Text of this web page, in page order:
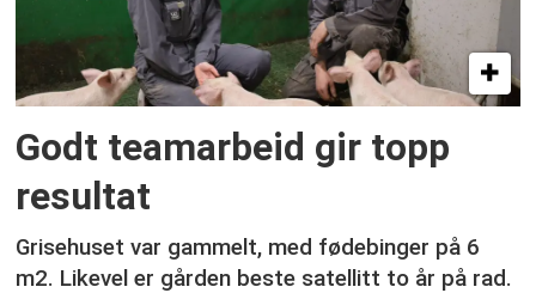
Godt teamarbeid gir topp
resultat
Grisehuset var gammelt, med fødebinger på 6
m2. Likevel er gården beste satellitt to år på rad.